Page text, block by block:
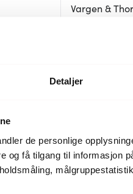
Detaljer
de personlige
og få tilgang til informasjon
Vargen & Thor
Mer fra